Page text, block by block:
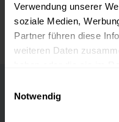
Verwendung unserer
soziale Medien,
Partner führen diese
weiteren Daten
Notwendig
Preise für Heizöl in
Liter inkl. MwSt.
Höchst-